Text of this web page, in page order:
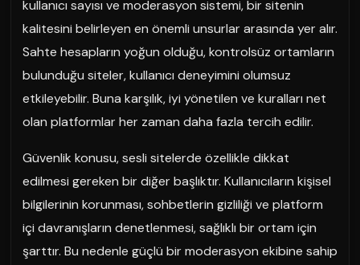
kullanıcı sayısı ve moderasyon sistemi, bir sitenin
kalitesini belirleyen en önemli unsurlar arasında yer alır.
Sahte hesapların yoğun olduğu, kontrolsüz ortamların
bulunduğu siteler, kullanıcı deneyimini olumsuz
etkileyebilir. Buna karşılık, iyi yönetilen ve kuralları net
olan platformlar her zaman daha fazla tercih edilir.
Güvenlik konusu, sesli sitelerde özellikle dikkat
edilmesi gereken bir diğer başlıktır. Kullanıcıların kişisel
bilgilerinin korunması, sohbetlerin gizliliği ve platform
içi davranışların denetlenmesi, sağlıklı bir ortam için
şarttır. Bu nedenle güçlü bir moderasyon ekibine sahip